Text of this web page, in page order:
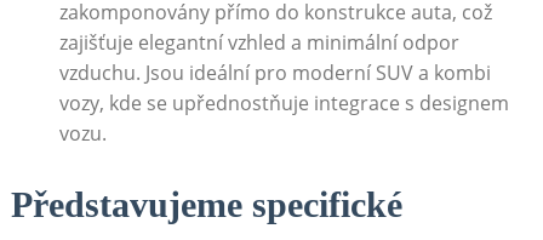
zakomponovány přímo do konstrukce auta, což
zajišťuje elegantní vzhled ⁤a minimální odpor
vzduchu. Jsou ideální pro moderní SUV a kombi
vozy, kde se upřednostňuje ​integrace s designem
vozu.
Představujeme specifické